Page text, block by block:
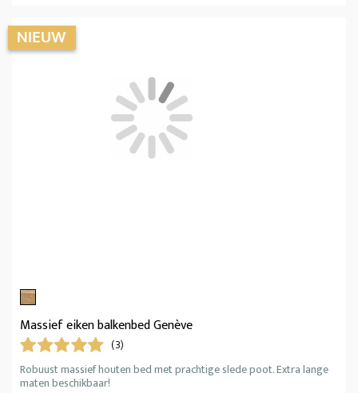
Massief eiken balkenbed Genève
(3)
Robuust massief houten bed met prachtige slede poot. Extra lange
maten beschikbaar!